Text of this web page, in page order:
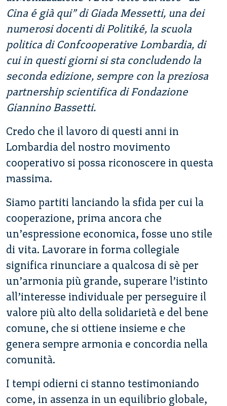
Cina é già qui” di Giada Messetti, una dei
numerosi docenti di Politiké, la scuola
politica di Confcooperative Lombardia, di
cui in questi giorni si sta concludendo la
seconda edizione, sempre con la preziosa
partnership scientifica di Fondazione
Giannino Bassetti.
Credo che il lavoro di questi anni in
Lombardia del nostro movimento
cooperativo si possa riconoscere in questa
massima.
Siamo partiti lanciando la sfida per cui la
cooperazione, prima ancora che
un’espressione economica, fosse uno stile
di vita. Lavorare in forma collegiale
significa rinunciare a qualcosa di sè per
un’armonia più grande, superare l’istinto
all’interesse individuale per perseguire il
valore più alto della solidarietà e del bene
comune, che si ottiene insieme e che
genera sempre armonia e concordia nella
comunità.
I tempi odierni ci stanno testimoniando
come, in assenza in un equilibrio globale,